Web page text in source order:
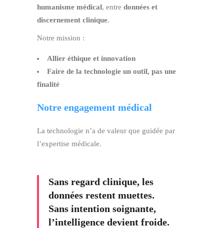
humanisme médical, entre données et
discernement clinique.
Notre mission :
Allier éthique et innovation
Faire de la technologie un outil, pas une
finalité
Notre engagement médical
La technologie n’a de valeur que guidée par
l’expertise médicale.
Sans regard clinique, les
données restent muettes.
Sans intention soignante,
l’intelligence devient froide.